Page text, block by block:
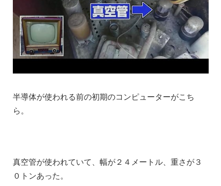
半導体が使われる前の初期のコンピューターがこち
ら。
真空管が使われていて、幅が２４メートル、重さが３
０トンあった。